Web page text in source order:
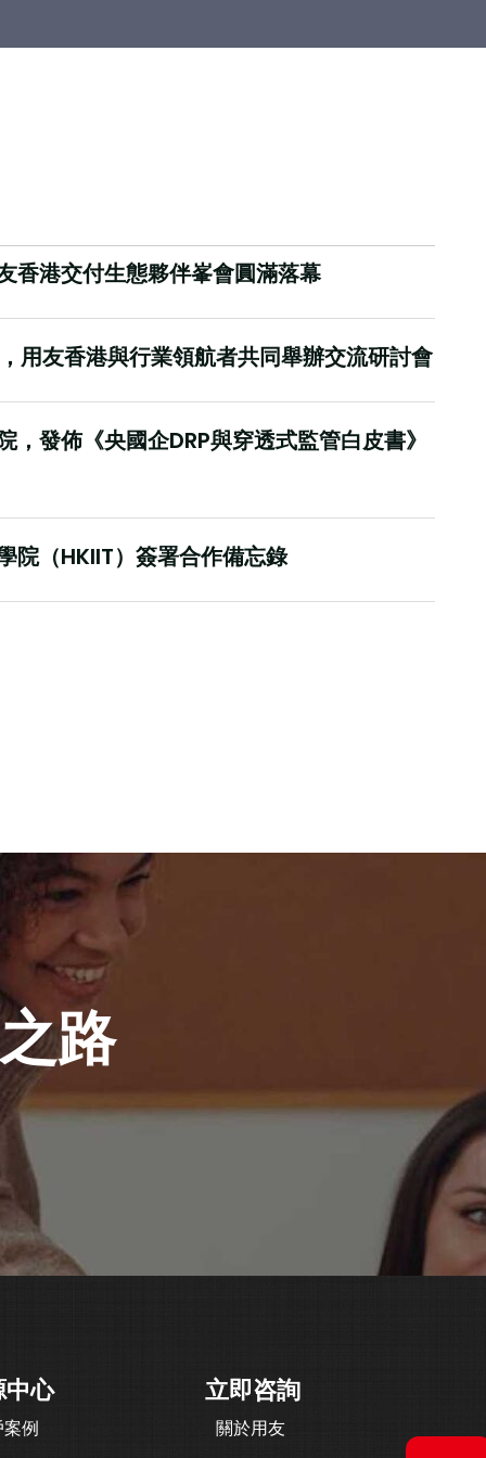
香港交付生態夥伴峯會圓滿落幕
用友香港與行業領航者共同舉辦交流研討會
，發佈《央國企DRP與穿透式監管白皮書》
院（HKIIT）簽署合作備忘錄
路
中心
例
立即咨詢
關於用友